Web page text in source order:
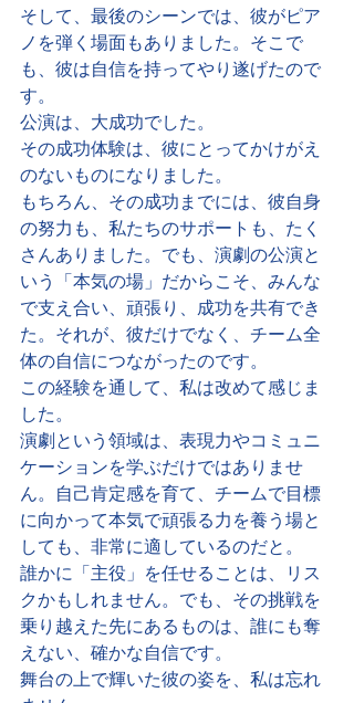
そして、最後のシーンでは、彼がピア
ノを弾く場面もありました。そこで
も、彼は自信を持ってやり遂げたので
す。
公演は、大成功でした。
その成功体験は、彼にとってかけがえ
のないものになりました。
もちろん、その成功までには、彼自身
の努力も、私たちのサポートも、たく
さんありました。でも、演劇の公演と
いう「本気の場」だからこそ、みんな
で支え合い、頑張り、成功を共有でき
た。それが、彼だけでなく、チーム全
体の自信につながったのです。
この経験を通して、私は改めて感じま
した。
演劇という領域は、表現力やコミュニ
ケーションを学ぶだけではありませ
ん。自己肯定感を育て、チームで目標
に向かって本気で頑張る力を養う場と
しても、非常に適しているのだと。
誰かに「主役」を任せることは、リス
クかもしれません。でも、その挑戦を
乗り越えた先にあるものは、誰にも奪
えない、確かな自信です。
舞台の上で輝いた彼の姿を、私は忘れ